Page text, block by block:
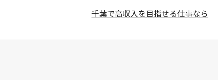
千葉で高収入を目指せる仕事なら